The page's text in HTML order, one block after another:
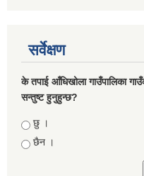
सर्वेक्षण
के तपाई आँधिखोला गाउँपालिका
सन्तुष्ट हुनुहुन्छ?
Choices
छु ।
छैन ।